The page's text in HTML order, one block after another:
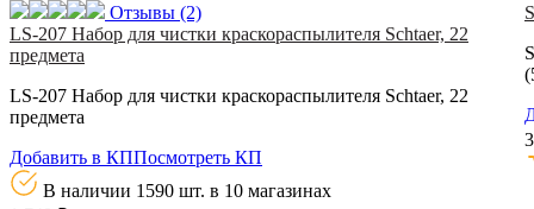
Отзывы (2)
LS-207 Набор для чистки краскораспылителя Schtaer, 22
предмета
LS-207 Набор для чистки краскораспылителя Schtaer, 22
предмета
Добавить в КППосмотреть КП
В наличии 1590 шт. в 10 магазинах